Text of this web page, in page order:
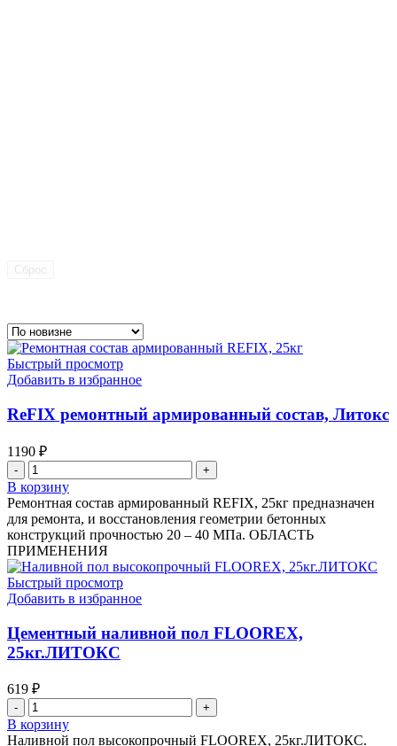
Быстрый просмотр
Добавить в избранное
ReFIX ремонтный армированный состав, Литокс
1190 ₽
Количество
товара
ReFIX
ремонтный
армированный
состав,
Литокс
В корзину
Ремонтная состав армированный REFIX, 25кг предназначен
для ремонта, и восстановления геометрии бетонных
конструкций прочностью 20 – 40 МПа. ОБЛАСТЬ
ПРИМЕНЕНИЯ
Быстрый просмотр
Добавить в избранное
Цементный наливной пол FLOOREX,
25кг.ЛИТОКС
619 ₽
Количество
товара
Цементный
В корзину
Наливной пол высокопрочный FLOOREX, 25кг.ЛИТОКС.